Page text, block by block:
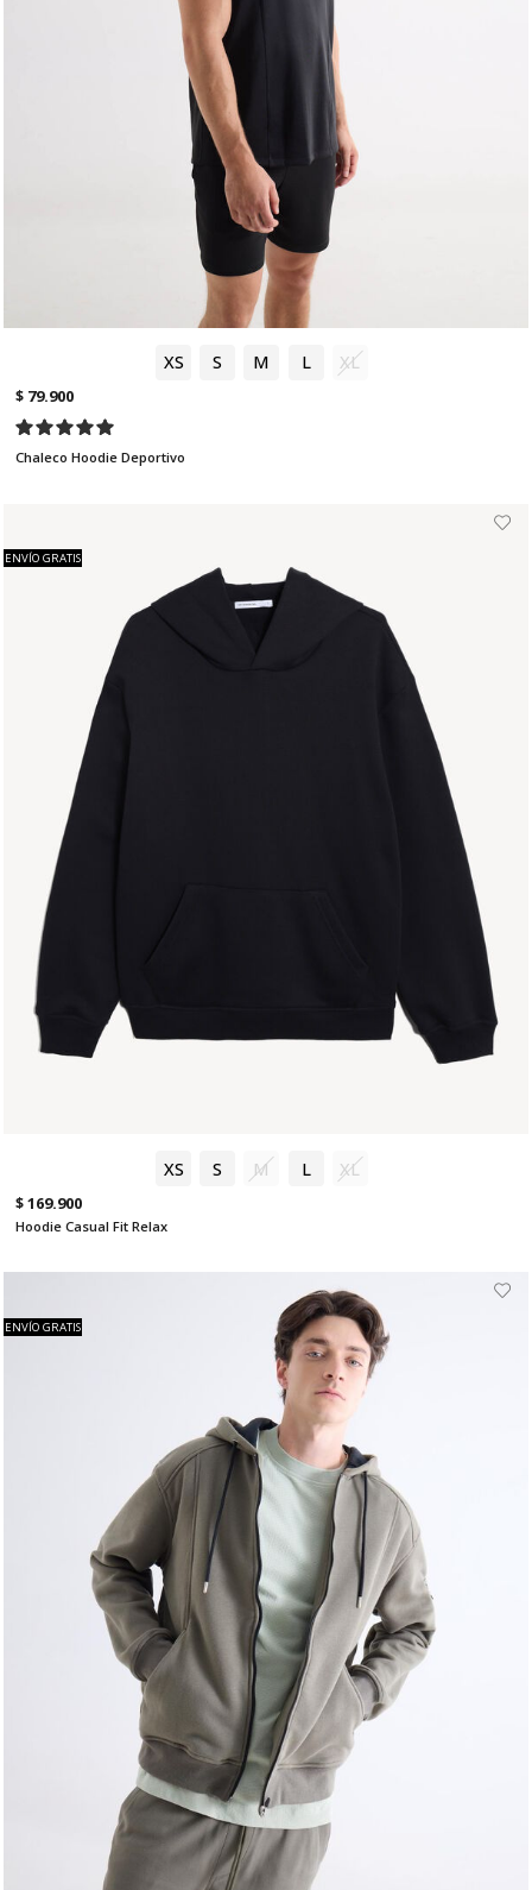
XS S M L XL
$ 79.900
Chaleco Hoodie Deportivo
XS S M L XL
ENVÍO GRATIS
$ 169.900
Hoodie Casual Fit Relax
ENVÍO GRATIS